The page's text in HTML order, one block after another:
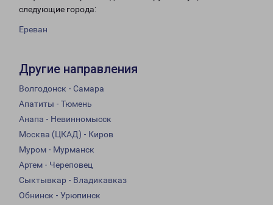
следующие города:
Ереван
Другие направления
Волгодонск - Самара
Апатиты - Тюмень
Анапа - Невинномысск
Москва (ЦКАД) - Киров
Муром - Мурманск
Артем - Череповец
Сыктывкар - Владикавказ
Обнинск - Урюпинск